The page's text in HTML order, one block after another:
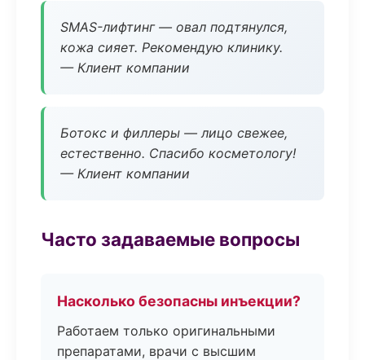
SMAS-лифтинг — овал подтянулся,
кожа сияет. Рекомендую клинику.
— Клиент компании
Ботокс и филлеры — лицо свежее,
естественно. Спасибо косметологу!
— Клиент компании
Часто задаваемые вопросы
Насколько безопасны инъекции?
Работаем только оригинальными
препаратами, врачи с высшим